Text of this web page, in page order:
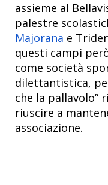
assieme al
palestre
Majorana e
questi campi
come società
dilettantistica,
che la pallavolo”
riuscire a
associazione.